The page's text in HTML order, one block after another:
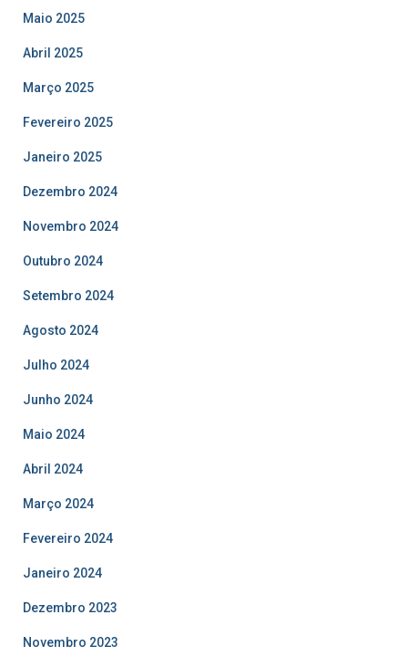
Maio 2025
Abril 2025
Março 2025
Fevereiro 2025
Janeiro 2025
Dezembro 2024
Novembro 2024
Outubro 2024
Setembro 2024
Agosto 2024
Julho 2024
Junho 2024
Maio 2024
Abril 2024
Março 2024
Fevereiro 2024
Janeiro 2024
Dezembro 2023
Novembro 2023